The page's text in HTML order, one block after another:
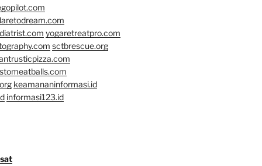
yogaretreatpro.com
sctbrescue.org
keamananinformasi.id
informasi123.id